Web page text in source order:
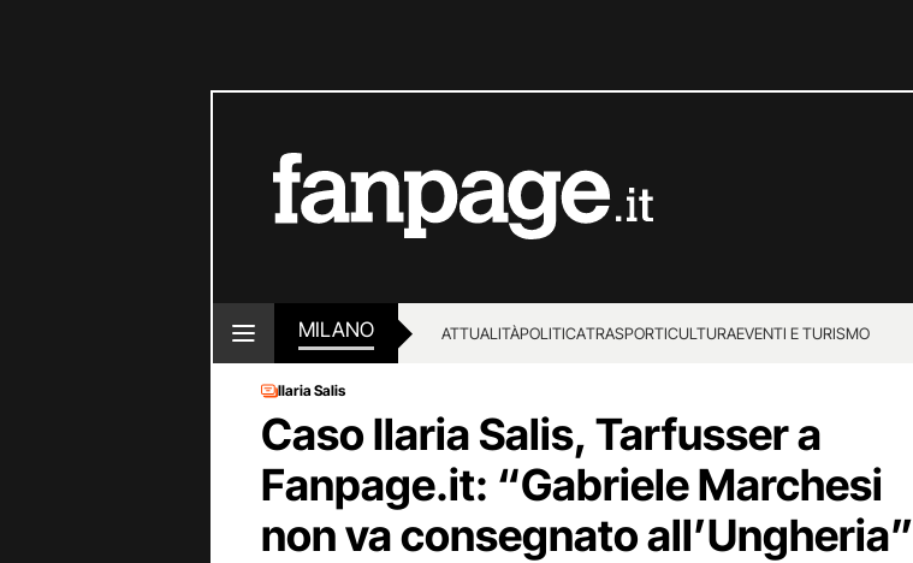
MILANO ATTUALITÀPOLITICATRASPORTICULTURAEVENTI E TURISMO
Ilaria Salis
Caso Ilaria Salis, Tarfusser a
Fanpage.it: “Gabriele Marchesi
non va consegnato all’Ungheria”